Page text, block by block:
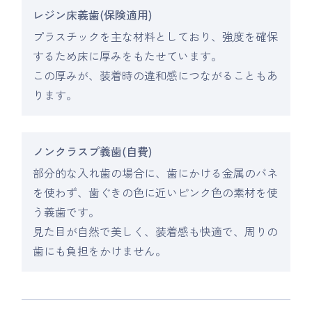
レジン床義歯(保険適用)
プラスチックを主な材料としており、強度を確保
するため床に厚みをもたせています。
この厚みが、装着時の違和感につながることもあ
ります。
ノンクラスプ義歯(自費)
部分的な入れ歯の場合に、歯にかける金属のバネ
を使わず、歯ぐきの色に近いピンク色の素材を使
う義歯です。
見た目が自然で美しく、装着感も快適で、周りの
歯にも負担をかけません。